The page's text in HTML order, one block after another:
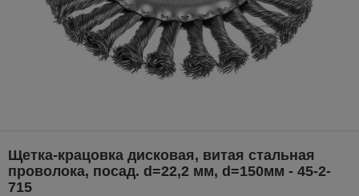
Щетка-крацовка дисковая, витая стальная
проволока, посад. d=22,2 мм, d=150мм - 45-2-
715